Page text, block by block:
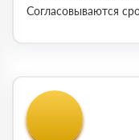
Согласовываются